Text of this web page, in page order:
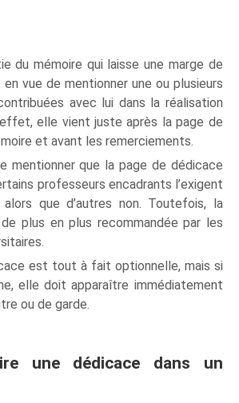
du mémoire qui laisse une marge de
vue de mentionner une ou plusieurs
avec lui dans la réalisation
elle vient juste après la page de
et avant les remerciements.
mentionner que la page de dédicace
professeurs encadrants l’exigent
que d’autres non. Toutefois, la
plus en plus recommandée par les
est tout à fait optionnelle, mais si
elle doit apparaître immédiatement
ou de garde.
une dédicace dans un